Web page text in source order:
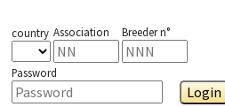
country Association Breeder n°
Password
Login